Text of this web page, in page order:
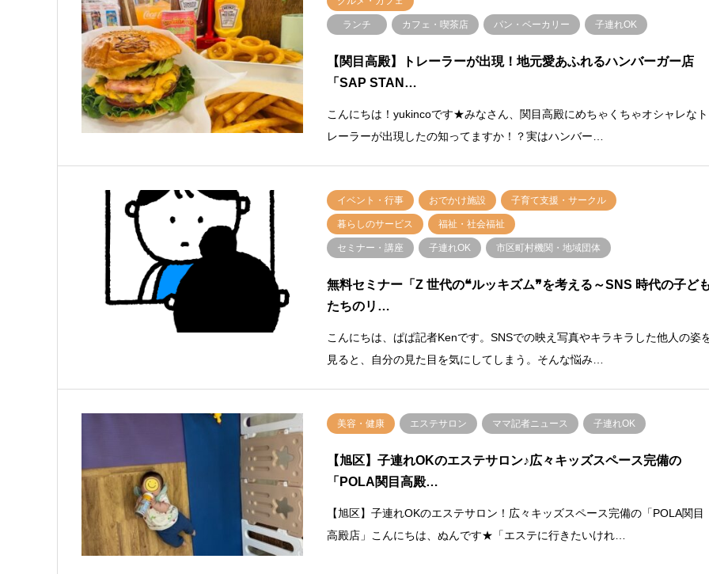
ランチ カフェ・喫茶店 パン・ベーカリー 子連れOK
【関目高殿】トレーラーが出現！地元愛あふれるハンバーガー店
「SAP STAN…
こんにちは！yukincoです★みなさん、関目高殿にめちゃくちゃオシャレなト
レーラーが出現したの知ってますか！？実はハンバー…
イベント・行事 おでかけ施設 子育て支援・サークル
暮らしのサービス 福祉・社会福祉
セミナー・講座 子連れOK 市区町村機関・地域団体
無料セミナー「Z 世代の❝ルッキズム❞を考える～SNS 時代の子ど
たちのリ…
こんにちは、ぱぱ記者Kenです。SNSでの映え写真やキラキラした他人の姿
見ると、自分の見た目を気にしてしまう。そんな悩み…
美容・健康 エステサロン ママ記者ニュース 子連れOK
【旭区】子連れOKのエステサロン♪広々キッズスペース完備の
「POLA関目高殿…
【旭区】子連れOKのエステサロン！広々キッズスペース完備の「POLA関目
高殿店」こんにちは、ぬんです★「エステに行きたいけれ…